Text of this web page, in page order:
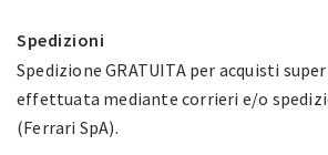
Spedizioni
Spedizione GRATUITA per acquisti
effettuata mediante corrieri e/o
(Ferrari SpA).